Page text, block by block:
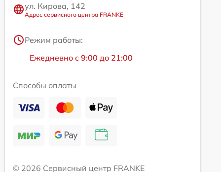
ул. Кирова, 142
Адрес сервисного центра FRANKE
Режим работы:
Ежедневно с 9:00 до 21:00
Способы оплаты
© 2026 Сервисный центр FRANKE